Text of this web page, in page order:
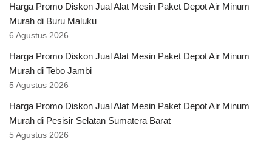
Harga Promo Diskon Jual Alat Mesin Paket Depot Air Minum
Murah di Buru Maluku
6 Agustus 2026
Harga Promo Diskon Jual Alat Mesin Paket Depot Air Minum
Murah di Tebo Jambi
5 Agustus 2026
Harga Promo Diskon Jual Alat Mesin Paket Depot Air Minum
Murah di Pesisir Selatan Sumatera Barat
5 Agustus 2026